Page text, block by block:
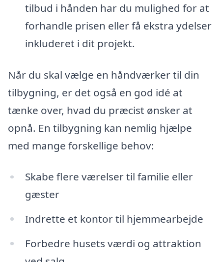
tilbud i hånden har du mulighed for at
forhandle prisen eller få ekstra ydelser
inkluderet i dit projekt.
Når du skal vælge en håndværker til din
tilbygning, er det også en god idé at
tænke over, hvad du præcist ønsker at
opnå. En tilbygning kan nemlig hjælpe
med mange forskellige behov:
Skabe flere værelser til familie eller
gæster
Indrette et kontor til hjemmearbejde
Forbedre husets værdi og attraktion